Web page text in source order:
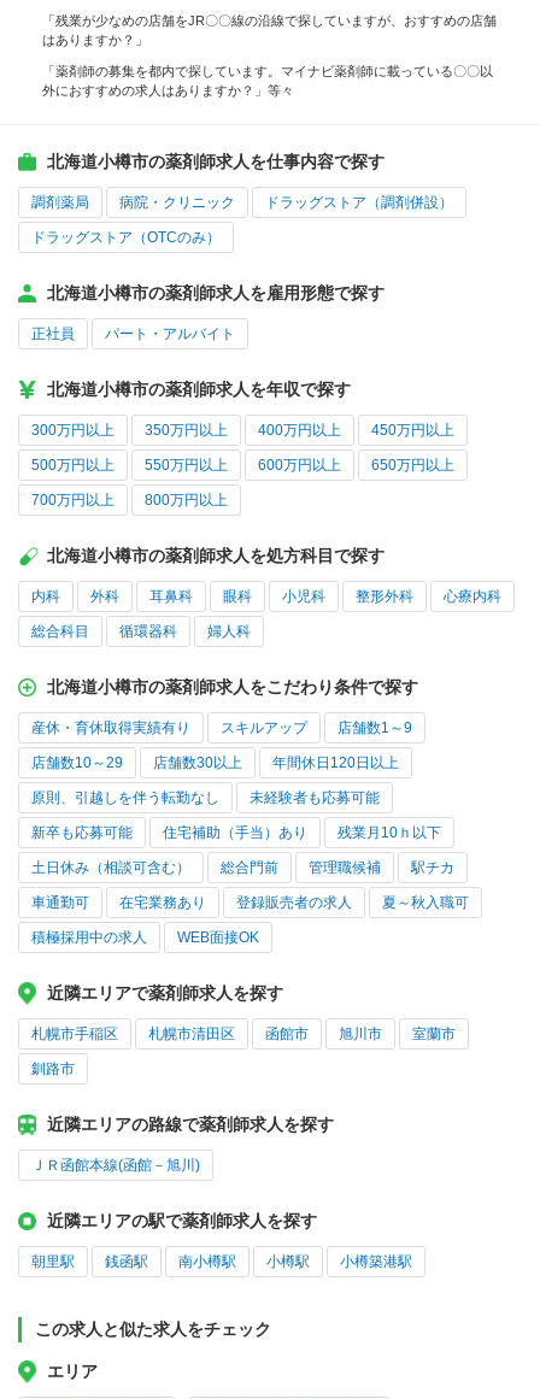
「残業が少なめの店舗をJR〇〇線の沿線で探していますが、おすすめの店舗
はありますか？」
「薬剤師の募集を都内で探しています。マイナビ薬剤師に載っている〇〇以
外におすすめの求人はありますか？」等々
北海道小樽市の薬剤師求人を仕事内容で探す
調剤薬局 病院・クリニック ドラッグストア（調剤併設）
ドラッグストア（OTCのみ）
北海道小樽市の薬剤師求人を雇用形態で探す
正社員 パート・アルバイト
北海道小樽市の薬剤師求人を年収で探す
300万円以上 350万円以上 400万円以上 450万円以上
500万円以上 550万円以上 600万円以上 650万円以上
700万円以上 800万円以上
北海道小樽市の薬剤師求人を処方科目で探す
内科 外科 耳鼻科 眼科 小児科 整形外科 心療内科
総合科目 循環器科 婦人科
北海道小樽市の薬剤師求人をこだわり条件で探す
産休・育休取得実績有り スキルアップ 店舗数1～9
店舗数10～29 店舗数30以上 年間休日120日以上
原則、引越しを伴う転勤なし 未経験者も応募可能
新卒も応募可能 住宅補助（手当）あり 残業月10ｈ以下
土日休み（相談可含む） 総合門前 管理職候補 駅チカ
車通勤可 在宅業務あり 登録販売者の求人 夏～秋入職可
積極採用中の求人 WEB面接OK
近隣エリアで薬剤師求人を探す
札幌市手稲区 札幌市清田区 函館市 旭川市 室蘭市
釧路市
近隣エリアの路線で薬剤師求人を探す
ＪＲ函館本線(函館－旭川)
近隣エリアの駅で薬剤師求人を探す
朝里駅 銭函駅 南小樽駅 小樽駅 小樽築港駅
この求人と似た求人をチェック
エリア